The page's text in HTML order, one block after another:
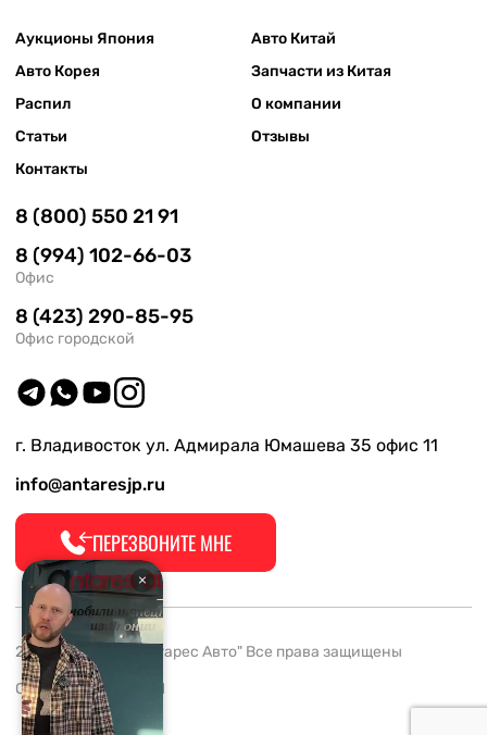
Аукционы Япония
Авто Китай
Авто Корея
Запчасти из Китая
Распил
О компании
Статьи
Отзывы
Контакты
8 (800) 550 21 91
8 (994) 102-66-03
Офис
8 (423) 290-85-95
Офис городской
г. Владивосток ул. Адмирала Юмашева 35 офис 11
info@antaresjp.ru
ПЕРЕЗВОНИТЕ МНЕ
2008-2026 ООО "Антарес Авто" Все права защищены
ОГРН 1132537005061